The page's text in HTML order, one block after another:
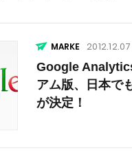
2012.12.07
Google
アム版、日本で
が決定！